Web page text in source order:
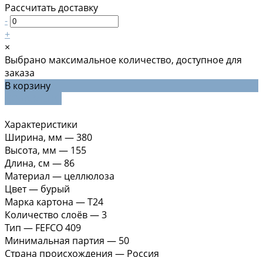
Рассчитать доставку
-
+
×
Выбрано максимальное количество, доступное для
заказа
В корзину
Характеристики
Ширина, мм —380
Высота, мм — 155
Длина, см —86
Материал — целлюлоза
Цвет— бурый
Марка картона —Т24
Количество слоёв—3
Тип — FEFCO 409
Минимальная партия — 50
Страна происхождения — Россия